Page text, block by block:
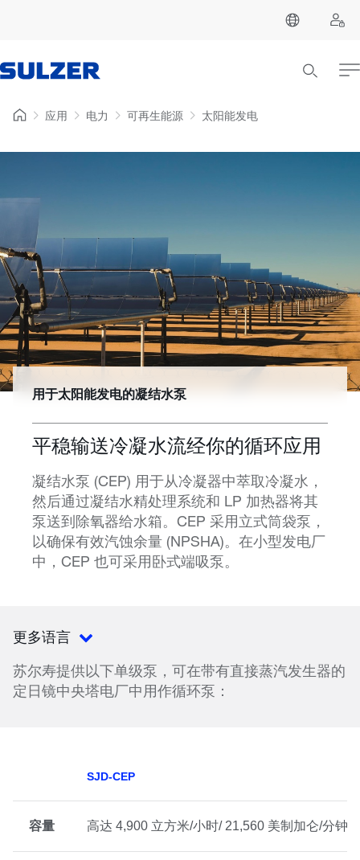
应用 电力 可再生能源 太阳能发电
用于太阳能发电的凝结水泵
平稳输送冷凝水流经你的循环应用
凝结水泵 (CEP) 用于从冷凝器中萃取冷凝水，
然后通过凝结水精处理系统和 LP 加热器将其
泵送到除氧器给水箱。CEP 采用立式筒袋泵，
以确保有效汽蚀余量 (NPSHA)。在小型发电厂
中，CEP 也可采用卧式端吸泵。
更多语言
苏尔寿提供以下单级泵，可在带有直接蒸汽发生器的
定日镜中央塔电厂中用作循环泵：
SJD-CEP
容量 高达 4,900 立方米/小时/ 21,560 美制加仑/分钟